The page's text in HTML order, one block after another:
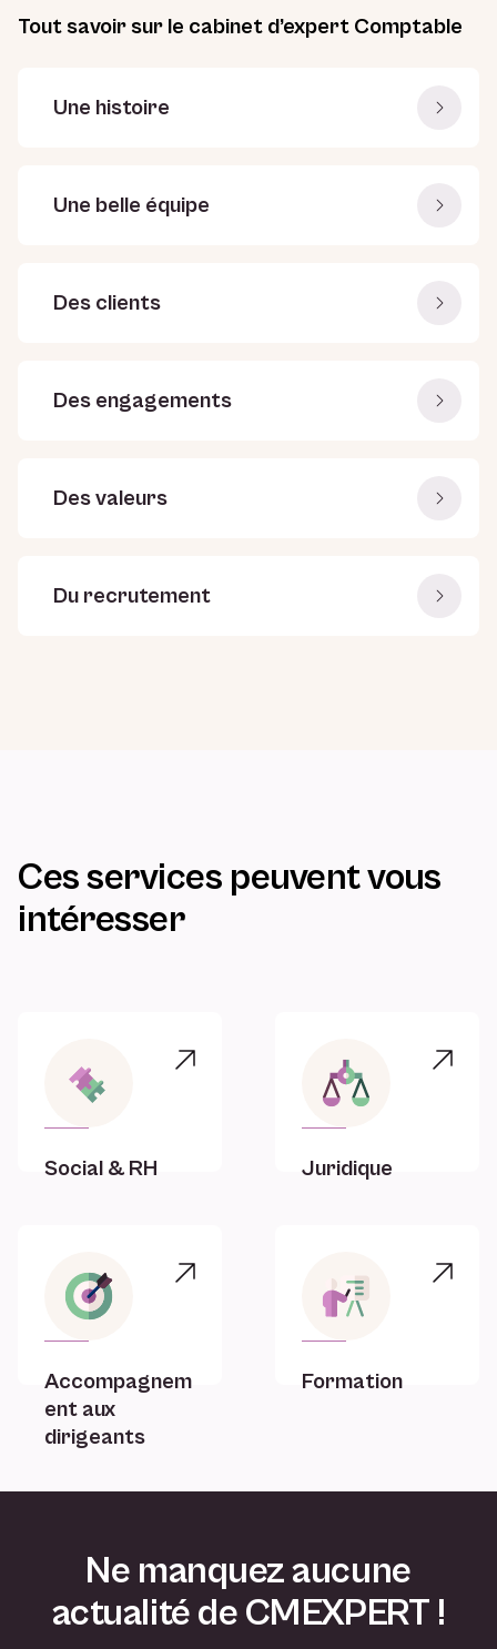
Tout savoir sur le cabinet d’expert Comptable
Une histoire
Une belle équipe
Des clients
Des engagements
Des valeurs
Du recrutement
Ces services peuvent vous
intéresser
Social & RH Juridique
Accompagnem
ent aux
dirigeants
Formation
Ne manquez aucune
actualité de CMEXPERT !